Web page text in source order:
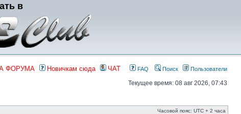
в
ФОРУМА Новичкам сюда ЧАТ FAQ Поиск Пользователи
Текущее время: 08 авг 2026, 07:43
Часовой пояс: UTC + 2 часа